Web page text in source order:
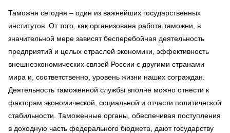
Таможня сегодня – один из важнейших государственных
институтов. От того, как организована работа таможни, в
значительной мере зависят бесперебойная деятельность
предприятий и целых отраслей экономики, эффективность
внешнеэкономических связей России с другими странами
мира и, соответственно, уровень жизни наших сограждан.
Деятельность таможенной службы вполне можно отнести к
факторам экономической, социальной и отчасти политической
стабильности. Таможенные органы, обеспечивая поступления
в доходную часть федерального бюджета, дают государству